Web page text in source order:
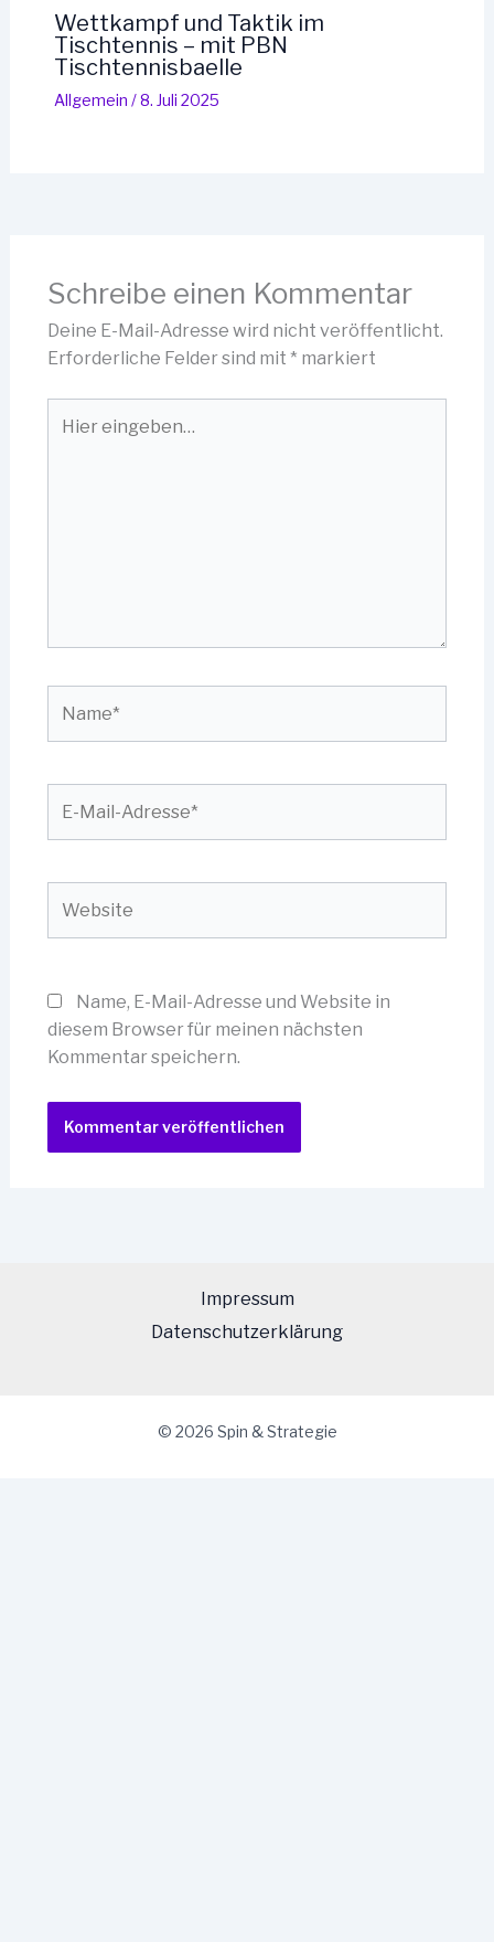
Wettkampf und Taktik im
Tischtennis – mit PBN
Tischtennisbaelle
Allgemein /8. Juli 2025
Schreibe einen Kommentar
Deine E-Mail-Adresse wird nicht veröffentlicht.
Erforderliche Felder sind mit * markiert
eingeben…
Mail-
Name, E-Mail-Adresse und Website in
diesem Browser für meinen nächsten
Kommentar speichern.
Impressum
Datenschutzerklärung
© 2026 Spin & Strategie